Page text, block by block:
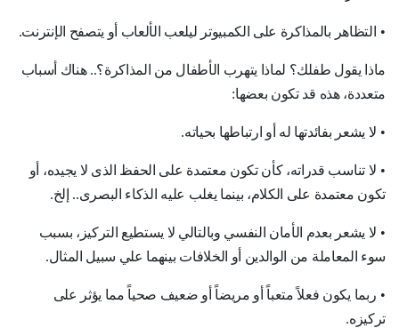
• التظاهر بالمذاكرة على الكمبيوتر ليلعب الألعاب أو يتصفح الإنترنت.
ماذا يقول طفلك؟ لماذا يتهرب الأطفال من المذاكرة؟.. هناك أسباب
متعددة، هذه قد تكون بعضها:
• لا يشعر بفائدتها له أو ارتباطها بحياته.
• لا تناسب قدراته، كأن تكون معتمدة على الحفظ الذى لا يجيده، أو
تكون معتمدة على الكلام، بينما يغلب عليه الذكاء البصرى.. إلخ.
• لا يشعر بعدم الأمان النفسي وبالتالي لا يستطيع التركيز، بسبب
سوء المعاملة من الوالدين أو الخلافات بينهما علي سبيل المثال.
• ربما يكون فعلاً متعباً أو مريضاً أو ضعيف صحياً مما يؤثر على
تركيزه.